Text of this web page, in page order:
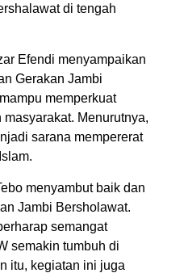
di tengah
Efendi menyampaikan
Gerakan Jambi
memperkuat
Menurutnya,
sarana mempererat
menyambut baik dan
Jambi Bersholawat.
semangat
semakin tumbuh di
itu, kegiatan ini juga